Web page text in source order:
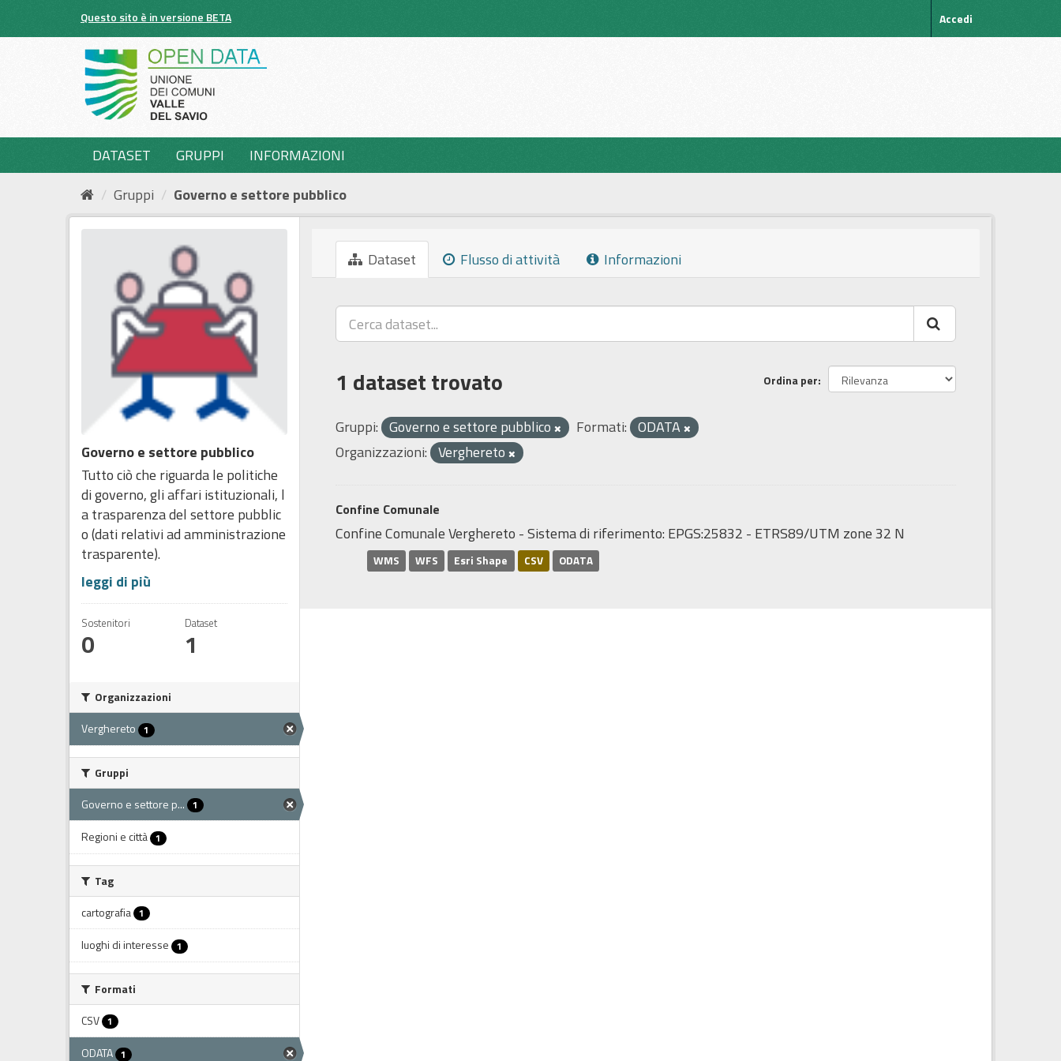
Questo sito è in versione BETA Accedi
DATASET GRUPPI
INFORMAZIONI
Gruppi
Governo e settore pubblico
Governo e settore pubblico
Tutto ciò che riguarda le politiche
di governo, gli affari istituzionali, l
a trasparenza del settore pubblic
o (dati relativi ad amministrazione
trasparente).
leggi di più
Sostenitori
0
Dataset
1
Organizzazioni
Verghereto 1
Gruppi
Governo e settore p... 1
Regioni e città 1
Tag
cartografia 1
luoghi di interesse 1
Formati
CSV 1
ODATA 1
Dataset Flusso di attività Informazioni
Ordina per
1 dataset trovato
Gruppi: Governo e settore pubblico Formati: ODATA
Organizzazioni: Verghereto
Confine Comunale
Confine Comunale Verghereto - Sistema di riferimento: EPGS:25832 - ETRS89/UTM zone 32 N
WMS WFS Esri Shape CSV ODATA